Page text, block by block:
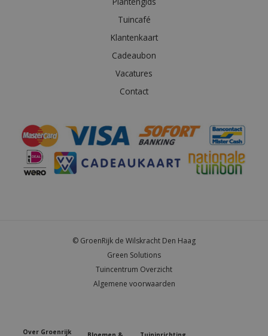
Tuincafé
Klantenkaart
Cadeaubon
Vacatures
Contact
© GroenRijk de Wilskracht Den Haag
Green Solutions
Tuincentrum Overzicht
Algemene voorwaarden
Over Groenrijk